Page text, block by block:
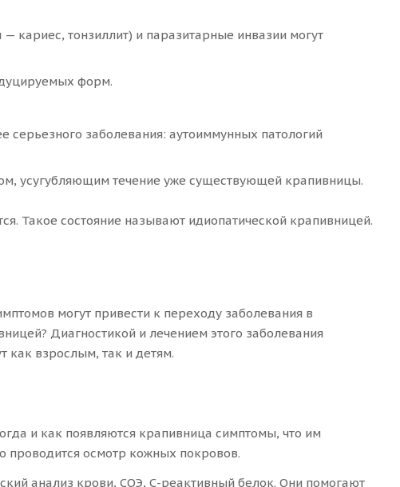
кариес, тонзиллит) и паразитарные инвазии могут
форм.
серьезного заболевания: аутоиммунных патологий
усугубляющим течение уже существующей крапивницы.
Такое состояние называют идиопатической крапивницей.
могут привести к переходу заболевания в
Диагностикой и лечением этого заболевания
как взрослым, так и детям.
и как появляются крапивница симптомы, что им
проводится осмотр кожных покровов.
анализ крови, СОЭ, С-реактивный белок. Они помогают